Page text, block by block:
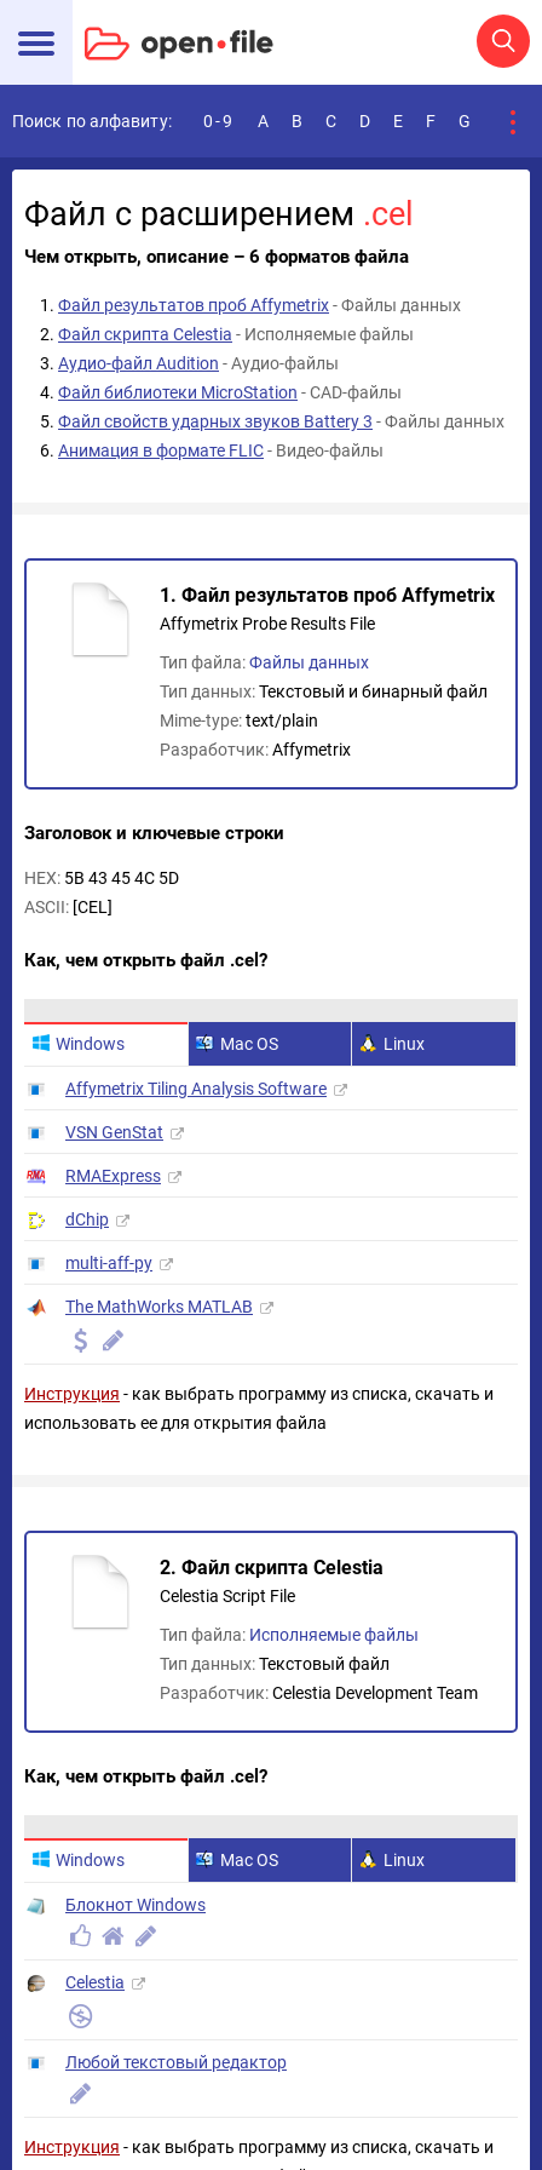
Поиск по алфавиту: 0-9 A B C D E F G
Файл с расширением .cel
Чем открыть, описание – 6 форматов файла
Файл результатов проб Affymetrix- Файлы данных
Файл скрипта Celestia - Исполняемые файлы
Аудио-файл Audition - Аудио-файлы
Файл библиотеки MicroStation - CAD-файлы
Файл свойств ударных звуков Battery 3 - Файлы данных
Анимация в формате FLIC- Видео-файлы
1. Файл результатов проб Affymetrix
Affymetrix Probe Results File
Тип файла:Файлы данных
Тип данных:Текстовый и бинарный файл
Mime-type:text/plain
Разработчик:Affymetrix
Заголовок и ключевые строки
HEX: 5B 43 45 4C 5D
ASCII: [CEL]
Как, чем открыть файл .cel?
Windows Mac OS Linux
Affymetrix Tiling Analysis Software
VSN GenStat
RMAExpress
dChip
multi-aff-py
The MathWorks MATLAB
Инструкция - как выбрать программу из списка, скачать и
использовать ее для открытия файла
2. Файл скрипта Celestia
Celestia Script File
Тип файла: Исполняемые файлы
Тип данных:Текстовый файл
Разработчик:Celestia Development Team
Как, чем открыть файл .cel?
Windows Mac OS Linux
Блокнот Windows
Celestia
Любой текстовый редактор
Инструкция - как выбрать программу из списка, скачать и